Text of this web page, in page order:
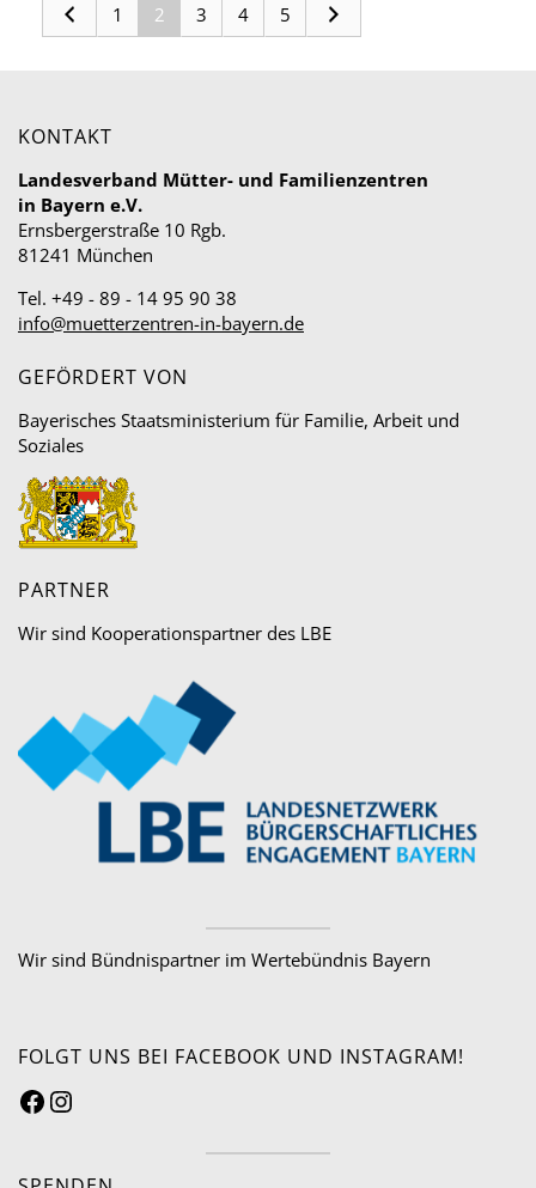
1 2 3 4 5
KONTAKT
Landesverband Mütter- und Familienzentren
in Bayern e.V.
Ernsbergerstraße 10 Rgb.
81241 München
Tel. +49 - 89 - 14 95 90 38
info@muetterzentren-in-bayern.de
GEFÖRDERT VON
Bayerisches Staatsministerium für Familie, Arbeit und
Soziales
PARTNER
Wir sind Kooperationspartner des LBE
Wir sind Bündnispartner im Wertebündnis Bayern
FOLGT UNS BEI FACEBOOK UND INSTAGRAM!